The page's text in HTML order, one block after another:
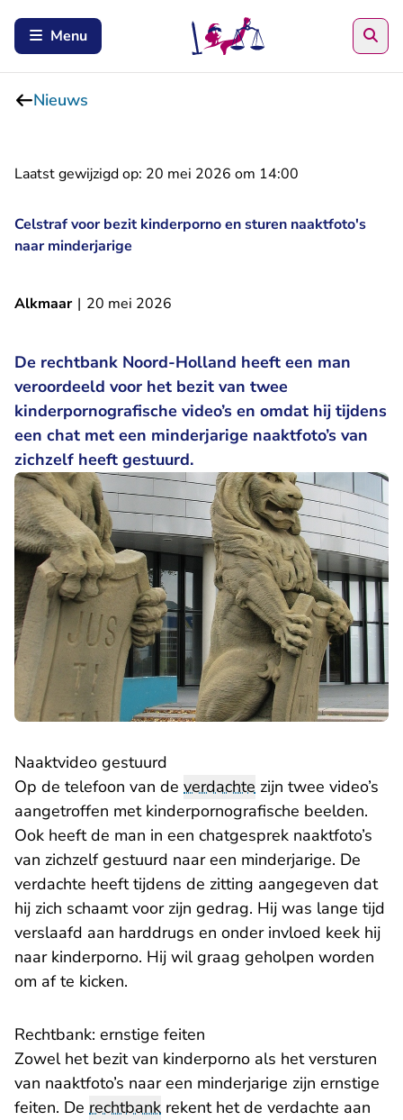
Menu
Nieuws
Laatst gewijzigd op: 20 mei 2026 om 14:00
Celstraf voor bezit kinderporno en sturen naaktfoto's
naar minderjarige
Alkmaar | 20 mei 2026
De rechtbank Noord-Holland heeft een man
veroordeeld voor het bezit van twee
kinderpornografische video’s en omdat hij tijdens
een chat met een minderjarige naaktfoto’s van
zichzelf heeft gestuurd.
Naaktvideo gestuurd
Op de telefoon van de verdachte zijn twee video’s
aangetroffen met kinderpornografische beelden.
Ook heeft de man in een chatgesprek naaktfoto’s
van zichzelf gestuurd naar een minderjarige. De
verdachte heeft tijdens de zitting aangegeven dat
hij zich schaamt voor zijn gedrag. Hij was lange tijd
verslaafd aan harddrugs en onder invloed keek hij
naar kinderporno. Hij wil graag geholpen worden
om af te kicken.
Rechtbank: ernstige feiten
Zowel het bezit van kinderporno als het versturen
van naaktfoto’s naar een minderjarige zijn ernstige
feiten. De rechtbank rekent het de verdachte aan